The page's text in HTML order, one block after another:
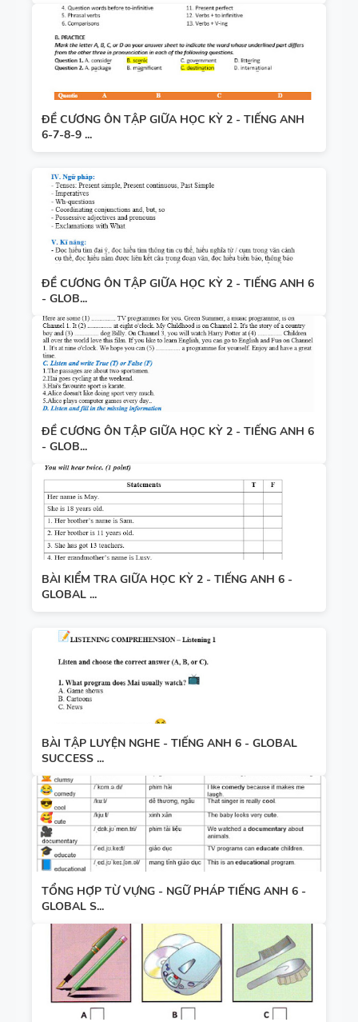
ĐỀ CƯƠNG ÔN TẬP GIỮA HỌC KỲ 2 - TIẾNG ANH
6-7-8-9 ...
ĐỀ CƯƠNG ÔN TẬP GIỮA HỌC KỲ 2 - TIẾNG ANH 6
- GLOB...
ĐỀ CƯƠNG ÔN TẬP GIỮA HỌC KỲ 2 - TIẾNG ANH 6
- GLOB...
BÀI KIỂM TRA GIỮA HỌC KỲ 2 - TIẾNG ANH 6 -
GLOBAL ...
BÀI TẬP LUYỆN NGHE - TIẾNG ANH 6 - GLOBAL
SUCCESS ...
TỔNG HỢP TỪ VỰNG - NGỮ PHÁP TIẾNG ANH 6 -
GLOBAL S...